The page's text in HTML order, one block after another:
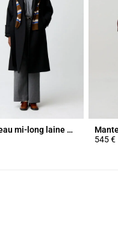
Manteau mi-long laine mélangée
545 €